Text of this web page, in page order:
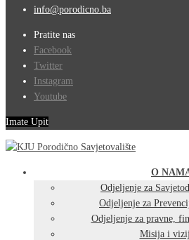
info@porodicno.ba
Pratite nas
Facebook
Twitter
Instagram
Youtube
Imate Upit
O
Odjeljenje za
Odjeljenje za
Odjeljenje za pravne,
Misija i